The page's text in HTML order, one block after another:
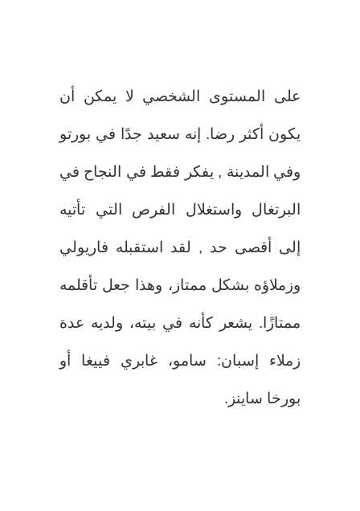
على المستوى الشخصي لا يمكن أن
يكون أكثر رضا. إنه سعيد جدًا في بورتو
وفي المدينة , يفكر فقط في النجاح في
البرتغال واستغلال الفرص التي تأتيه
إلى أقصى حد , لقد استقبله فاريولي
وزملاؤه بشكل ممتاز، وهذا جعل تأقلمه
ممتازًا. يشعر كأنه في بيته، ولديه عدة
زملاء إسبان: سامو، غابري فييغا أو
بورخا ساينز.